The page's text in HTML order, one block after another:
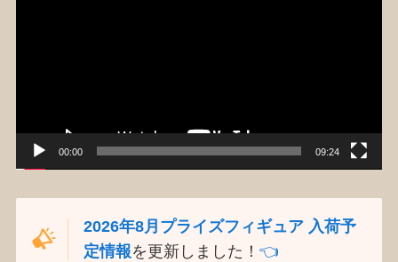
00:00 09:24
2026年8月プライズフィギュア 入荷予
定情報を更新しました！👈️